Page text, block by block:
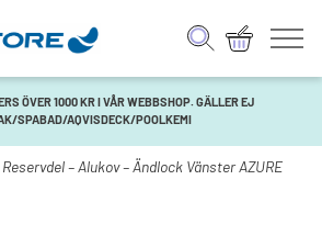
ÖVER 1000 KR I VÅR WEBBSHOP. GÄLLER EJ
SPABAD/AQVISDECK/POOLKEMI
– Alukov – Ändlock Vänster AZURE